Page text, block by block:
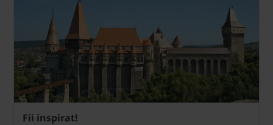
Fii inspirat!